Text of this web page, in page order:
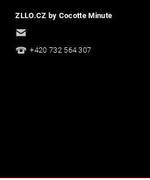
ZLLO.CZ by Cocotte Minute
+420 732 564 307